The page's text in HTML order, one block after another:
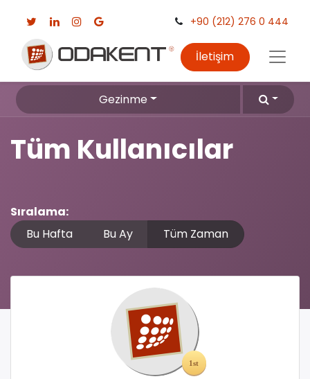
+90 (212) 276 0 444
İletişim
Gezinme
Tüm Kullanıcılar
Sıralama:
Bu Hafta
Bu Ay Tüm Zaman